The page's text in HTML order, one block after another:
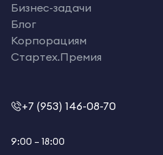
Бизнес-задачи
Блог
Корпорациям
Стартех.Премия
+7 (953) 146-08-70
9:00 – 18:00